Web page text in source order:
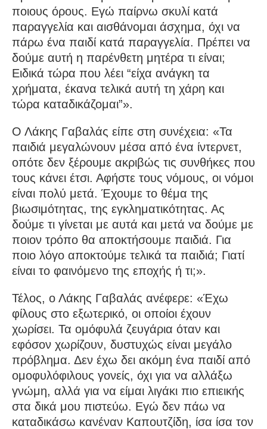
ποιους όρους. Εγώ παίρνω σκυλί κατά
παραγγελία και αισθάνομαι άσχημα, όχι να
πάρω ένα παιδί κατά παραγγελία. Πρέπει να
δούμε αυτή η παρένθετη μητέρα τι είναι;
Ειδικά τώρα που λέει “είχα ανάγκη τα
χρήματα, έκανα τελικά αυτή τη χάρη και
τώρα καταδικάζομαι”».
Ο Λάκης Γαβαλάς είπε στη συνέχεια: «Τα
παιδιά μεγαλώνουν μέσα από ένα ίντερνετ,
οπότε δεν ξέρουμε ακριβώς τις συνθήκες που
τους κάνει έτσι. Αφήστε τους νόμους, οι νόμοι
είναι πολύ μετά. Έχουμε το θέμα της
βιωσιμότητας, της εγκληματικότητας. Ας
δούμε τι γίνεται με αυτά και μετά να δούμε με
ποιον τρόπο θα αποκτήσουμε παιδιά. Για
ποιο λόγο αποκτούμε τελικά τα παιδιά; Γιατί
είναι το φαινόμενο της εποχής ή τι;».
Τέλος, ο Λάκης Γαβαλάς ανέφερε: «Έχω
φίλους στο εξωτερικό, οι οποίοι έχουν
χωρίσει. Τα ομόφυλά ζευγάρια όταν και
εφόσον χωρίζουν, δυστυχώς είναι μεγάλο
πρόβλημα. Δεν έχω δει ακόμη ένα παιδί από
ομοφυλόφιλους γονείς, όχι για να αλλάξω
γνώμη, αλλά για να είμαι λιγάκι πιο επιεικής
στα δικά μου πιστεύω. Εγώ δεν πάω να
καταδικάσω κανέναν Καπουτζίδη, ίσα ίσα τον